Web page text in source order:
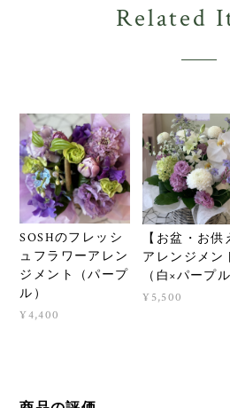
Related
SOSHのフレッシ
ュフラワーアレン
ジメント（パープ
ル）
¥4,400
【お盆・お供
アレンジメン
（白×パープル
¥5,500